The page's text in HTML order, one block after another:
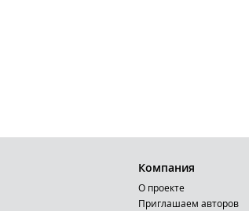
Компания
О проекте
Приглашаем авторов